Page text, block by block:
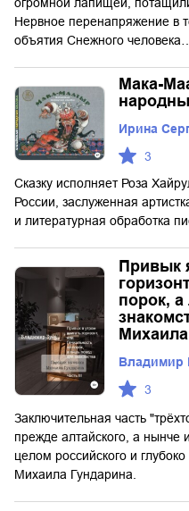
Нервное перенапряжение в
объятия Снежного человека…
Мака-
Ирина
3
Сказку исполняет Роза
России, заслуженная
и литературная обработка
Привык
порок,
Михаила
Владимир
3
Заключительная часть
прежде алтайского, а нынче
целом российского и
Михаила Гундарина.